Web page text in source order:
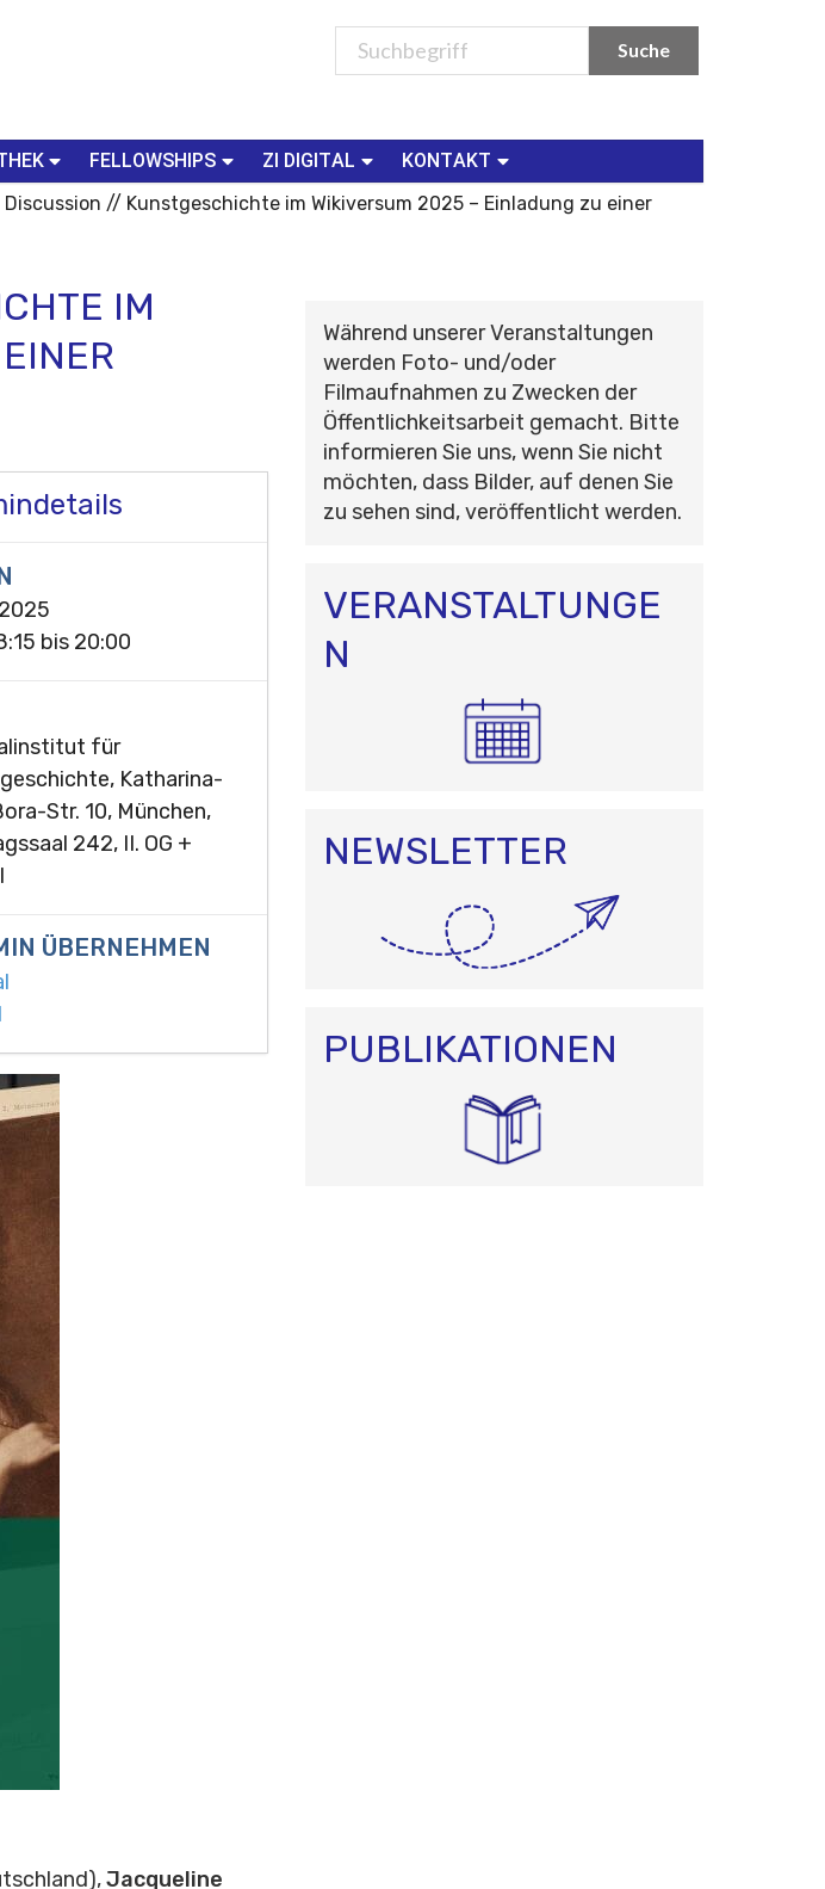
FELLOWSHIPS ZI DIGITAL
KONTAKT
Discussion // Kunstgeschichte im Wikiversum 2025 – Einladung zu einer
IM
bis 20:00
für
Katharina-
Str. 10, München,
242, II. OG +
ÜBERNEHMEN
Jacqueline
Während unserer Veranstaltungen
werden Foto- und/oder
Filmaufnahmen zu Zwecken der
Öffentlichkeitsarbeit gemacht. Bitte
informieren Sie uns, wenn Sie nicht
möchten, dass Bilder, auf denen Sie
zu sehen sind, veröffentlicht werden.
VERANSTALTUNGE
N
NEWSLETTER
PUBLIKATIONEN